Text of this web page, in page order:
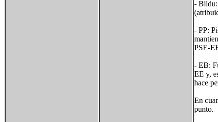
- Bildu:
- PP:
PSE-
- EB:
EE y,
hace
En
punto.